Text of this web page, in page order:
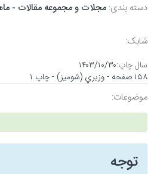
دسته بندی:مجلات و مجموعه مقالات -
شابک:
سال چاپ:۱۴۰۳/۱۰/۳۰
۱۵۸ صفحه - وزيري (شوميز) - چاپ ۱
موضوعات:
توجه